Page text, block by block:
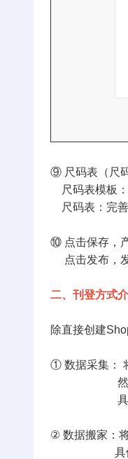
⑨ 尺码表（尺
尺码表模板：
尺码表：完
⑩ 点击保存，
点击发布，
二、刊登方式
除直接创建
① 数据采集：
然后认领到
具体流
② 数据搬家：
具体流